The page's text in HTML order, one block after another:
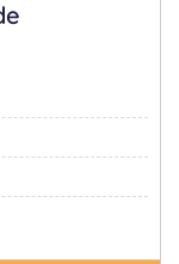
de rest.